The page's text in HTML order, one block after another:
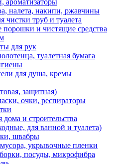
ароматизаторы
налета, накипи, ржавчины
чистки труб и туалета
порошки и чистящие средства
для рук
туалетная бумага
для душа, кремы
защитная)
очки, респираторы
дома и строительства
для ванной и туалета)
швабры
укрывочные пленки
посуды, микрофибра